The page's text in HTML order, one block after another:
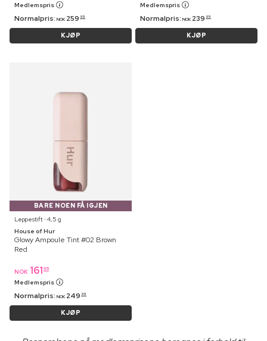
Medlemspris
Normalpris: NOK 259 95
KJØP
Medlemspris
Normalpris: NOK 239 95
KJØP
BARE NOEN FÅ IGJEN
Leppestift ⋅ 4,5 g
House of Hur
Glowy Ampoule Tint #02 Brown
Red
NOK 161 95
Medlemspris
Normalpris: NOK 249 95
KJØP